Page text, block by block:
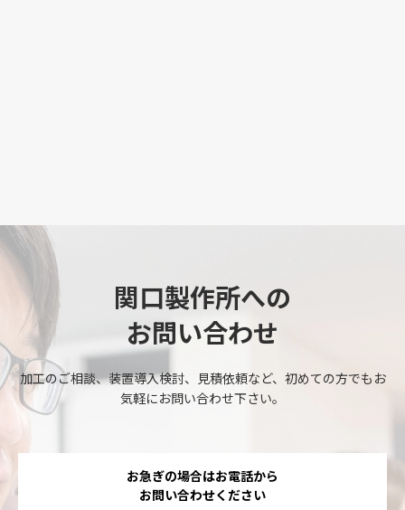
関口製作所への
お問い合わせ
加工のご相談、装置導入検討、見積依頼など、初めての方でもお
気軽にお問い合わせ下さい。
お急ぎの場合はお電話から
お問い合わせください